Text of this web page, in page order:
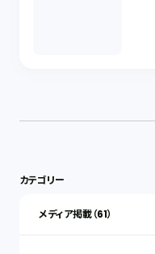
カテゴリー
メディア掲載（61）